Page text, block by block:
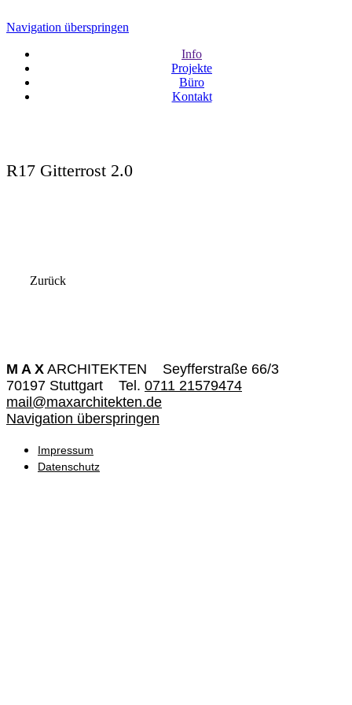
Navigation überspringen
Info
Projekte
Büro
Kontakt
R17 Gitterrost 2.0
Zurück
M A X ARCHITEKTEN
Seyfferstraße 66/3
70197 Stuttgart
Tel. 0711 21579474
mail@maxarchitekten.de
Navigation überspringen
Impressum
Datenschutz